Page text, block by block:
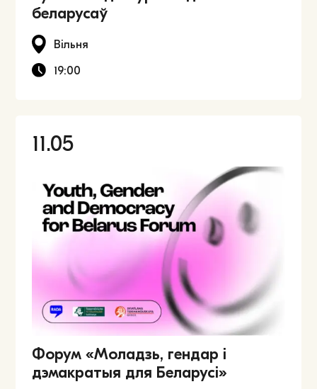
беларусаў
Вільня
19:00
11.05
Форум «Моладзь, гендар і
дэмакратыя для Беларусі»